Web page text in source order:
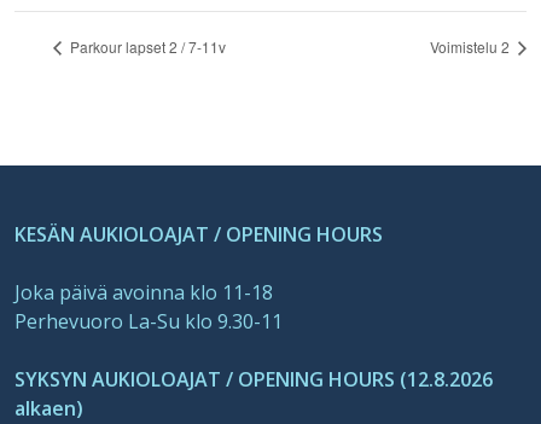
Parkour lapset 2 / 7-11v Voimistelu 2
KESÄN AUKIOLOAJAT / OPENING HOURS
Joka päivä avoinna klo 11-18
Perhevuoro La-Su klo 9.30-11
SYKSYN AUKIOLOAJAT / OPENING HOURS (12.8.2026
alkaen)